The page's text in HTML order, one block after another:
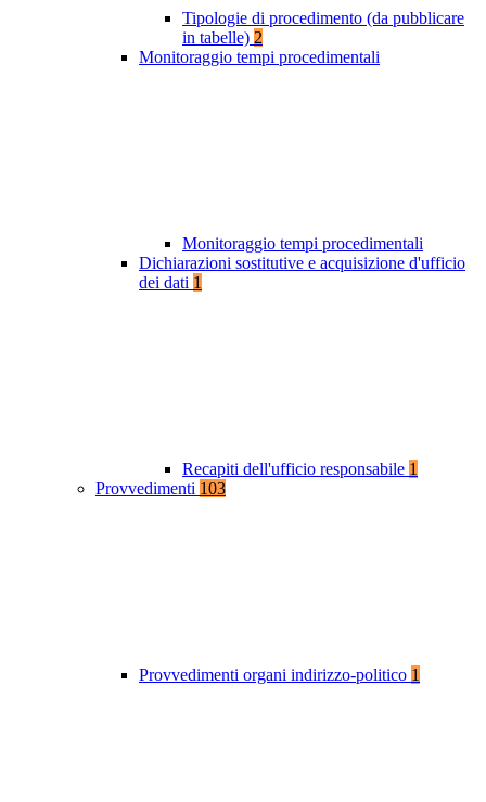
Tipologie di procedimento (da pubblicare
in tabelle) 2
Monitoraggio tempi procedimentali
Monitoraggio tempi procedimentali
Dichiarazioni sostitutive e acquisizione d'ufficio
dei dati 1
Recapiti dell'ufficio responsabile 1
Provvedimenti 103
Provvedimenti organi indirizzo-politico 1